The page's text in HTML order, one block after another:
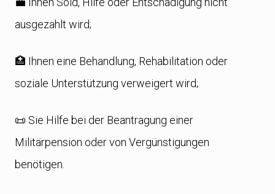
ausgezahlt wird;
🏥 Ihnen eine Behandlung, Rehabilitation oder
soziale Unterstützung verweigert wird;
📜 Sie Hilfe bei der Beantragung einer
Militärpension oder von Vergünstigungen
benötigen.